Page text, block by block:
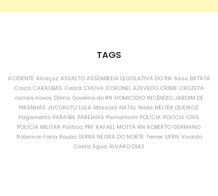
TAGS
ACIDENTE Alcaçuz ASSALTO ASSEMBLEIA LEGISLATIVA DO RN Assu BATATA
Caicó CARAÚBAS Ceará CHUVA CORONEL AZEVEDO CRIME CRUZETA
currais novos Dilma Governo do RN HOMICÍDIO INCÊNDIO JARDIM DE
PIRANHAS JUCURUTU LULA Mossoró NATAL Nilda NÉLTER QUEIROZ
Pagamento PARAÍBA PARELHAS Parnamirim POLÍCIA POLÍCIA CIVIL
POLÍCIA MILITAR Política PRF RAFAEL MOTTA RN ROBERTO GERMANO
Robinson Faria Roubo SERRA NEGRA DO NORTE Temer UFRN Vivaldo
Costa Água ÁLVARO DIAS